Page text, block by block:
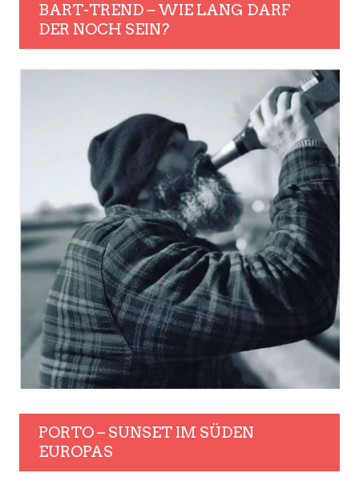
BART-TREND – WIE LANG DARF
DER NOCH SEIN?
PORTO – SUNSET IM SÜDEN
EUROPAS